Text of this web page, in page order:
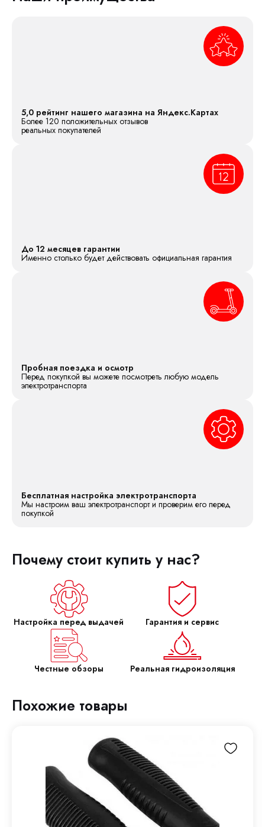
5,0 рейтинг нашего магазина на Яндекс.Картах
Более 120 положительных отзывов
реальных покупателей
До 12 месяцев гарантии
Именно столько будет действовать официальная гарантия
Пробная поездка и осмотр
Перед покупкой вы можете посмотреть любую модель
электротранспорта
Бесплатная настройка электротранспорта
Мы настроим ваш электротранспорт и проверим его перед
покупкой
Почему стоит купить у нас?
Настройка перед выдачей Гарантия и сервис
Честные обзоры Реальная гидроизоляция
Похожие товары